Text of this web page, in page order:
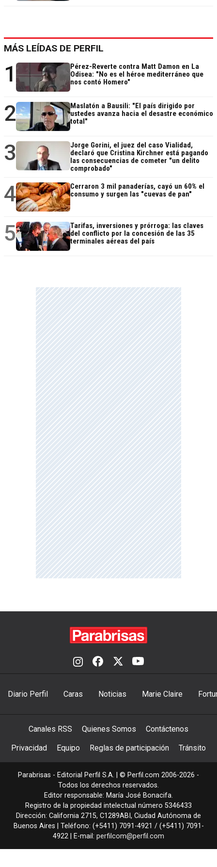
MÁS LEÍDAS DE PERFIL
1
Pérez-Reverte contra Matt Damon en La
Odisea: "No es el héroe mediterráneo que
nos contó Homero"
2
Maslatón a Bausili: "El país dirigido por
ustedes avanza hacia el desastre económico
total"
3
Jorge Gorini, el juez del caso Vialidad,
declaró que Cristina Kirchner está pagando
las consecuencias de cometer "un delito
comprobado"
4
Cerraron 3 mil panaderías, cayó un 60% el
consumo y surgen las "cuevas de pan"
5
Tarifas, inversiones y prórroga: las claves
del conflicto por la concesión de las 35
terminales aéreas del país
Diario Perfil Caras Noticias Marie Claire
Canales RSS Quienes Somos Contáctenos
Privacidad Equipo Reglas de participación Tránsito
Parabrisas - Editorial Perfil S.A. | © Perfil.com 2006-2026 -
Todos los derechos reservados.
Editor responsable: María José Bonacifa.
Registro de la propiedad intelectual número 5346433
Dirección: California 2715, C1289ABI , Ciudad Autónoma de
Buenos Aires | Teléfono: (+5411) 7091-4921 / (+5411) 7091-
4922 | E-mail: perfilcom@perfil.com